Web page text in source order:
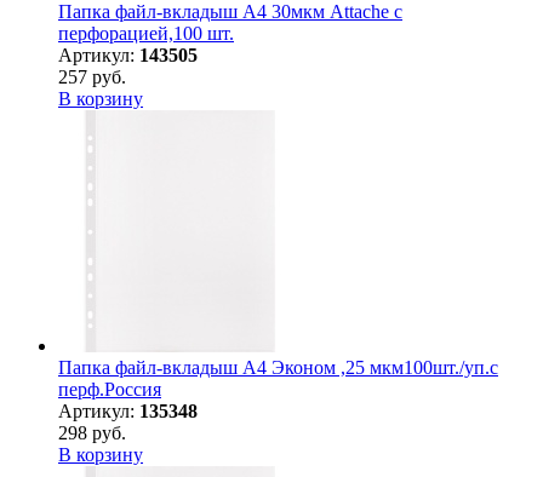
Папка файл-вкладыш А4 30мкм Attache с
перфорацией,100 шт.
Артикул: 143505
257 руб.
В корзину
Папка файл-вкладыш А4 Эконом ,25 мкм100шт./уп.с
перф.Россия
Артикул: 135348
298 руб.
В корзину